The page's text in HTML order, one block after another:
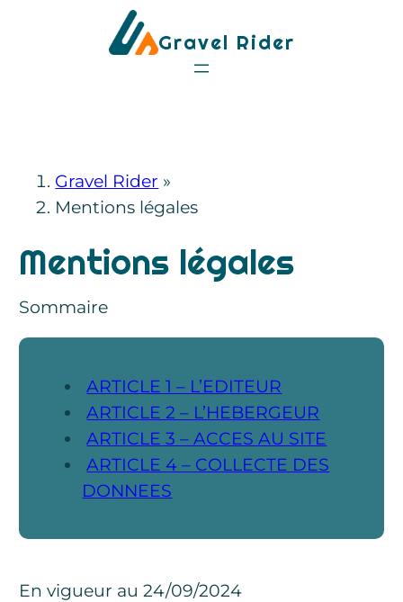
Gravel Rider
Gravel Rider »
Mentions légales
Mentions légales
Sommaire
ARTICLE 1 – L’EDITEUR
ARTICLE 2 – L’HEBERGEUR
ARTICLE 3 – ACCES AU SITE
ARTICLE 4 – COLLECTE DES
DONNEES
En vigueur au 24/09/2024